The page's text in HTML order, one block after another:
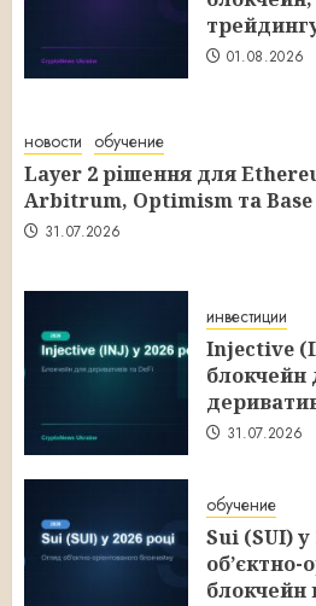
01.08.2026
новости обучение
Layer 2 рішення для
Arbitrum, Optimism та Base
31.07.2026
инвестиции
Injective
блокчейн
31.07.2026
обучение
Sui (SUI) у
об’єктно-
блокчейн